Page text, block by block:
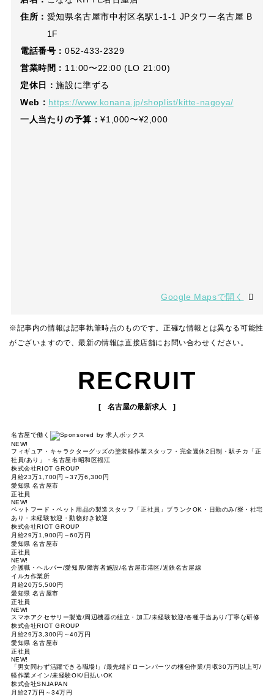
住所： 愛知県名古屋市中村区名駅1-1-1 JPタワー名古屋 B
1F
電話番号： 052-433-2329
営業時間： 11:00〜22:00 (LO 21:00)
定休日：施設に準ずる
Web： https://www.konana.jp/shoplist/kitte-nagoya/
一人当たりの予算：¥1,000〜¥2,000
Google Mapsで開く
※記事内の情報は記事執筆時点のものです。正確な情報とは異なる可能性
がございますので、最新の情報は直接店舗にお問い合わせください。
RECRUIT
名古屋の最新求人
名古屋で働く
NEW!
フィギュア・キャラクターグッズの塗装軽作業スタッフ・完全週休2日制・駅チカ「正
社員/あり」・名古屋市昭和区福江
株式会社RIOT GROUP
月給23万1,700円～37万6,300円
愛知県 名古屋市
正社員
NEW!
ペットフード・ペット用品の製造スタッフ「正社員」ブランクOK・日勤のみ/寮・社宅
あり・未経験歓迎・動物好き歓迎
株式会社RIOT GROUP
月給29万1,900円～60万円
愛知県 名古屋市
正社員
NEW!
介護職・ヘルパー/愛知県/障害者施設/名古屋市港区/近鉄名古屋線
イルカ作業所
月給20万5,500円
愛知県 名古屋市
正社員
NEW!
スマホアクセサリー製造/周辺機器の組立・加工/未経験歓迎/各種手当あり/丁寧な研修
株式会社RIOT GROUP
月給29万3,300円～40万円
愛知県 名古屋市
正社員
NEW!
「男女問わず活躍できる職場!」/最先端ドローンパーツの梱包作業/月収30万円以上可/
軽作業メイン/未経験OK/日払いOK
株式会社SNJAPAN
月給27万円～34万円